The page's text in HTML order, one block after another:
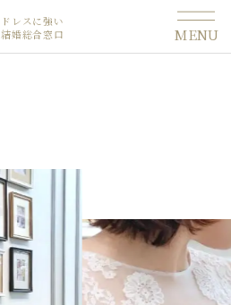
ドレスに強い
結婚総合窓口
MENU